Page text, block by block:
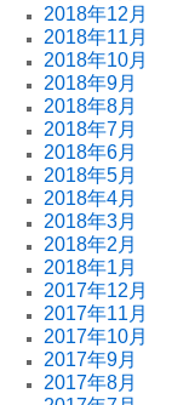
2018年12月
2018年11月
2018年10月
2018年9月
2018年8月
2018年7月
2018年6月
2018年5月
2018年4月
2018年3月
2018年2月
2018年1月
2017年12月
2017年11月
2017年10月
2017年9月
2017年8月